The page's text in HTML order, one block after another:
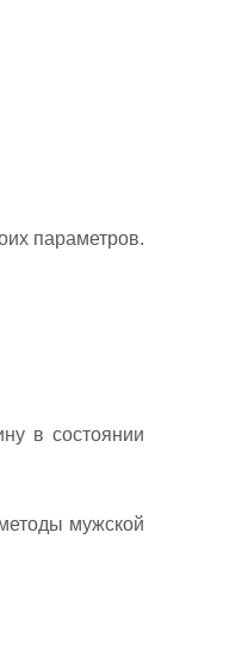
параметров.
в состоянии
мужской